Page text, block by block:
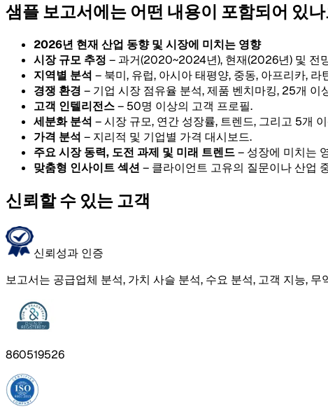
샘플 보고서에는 어떤 내용이 포함되어 있
2026년 현재 산업 동향 및 시장에 미치는 영향
시장 규모 추정 – 과거(2020~2024년), 현재(2026년) 및 전
지역별 분석 – 북미, 유럽, 아시아 태평양, 중동, 아프리카, 라
경쟁 환경 – 기업 시장 점유율 분석, 제품 벤치마킹, 25개 이
고객 인텔리전스– 50명 이상의 고객 프로필.
세분화 분석 – 시장 규모, 연간 성장률, 트렌드, 그리고 5개
가격 분석 – 지리적 및 기업별 가격 대시보드.
주요 시장 동력, 도전 과제 및 미래 트렌드– 성장에 미치는
맞춤형 인사이트 섹션 – 클라이언트 고유의 질문이나 산업
신뢰할 수 있는 고객
신뢰성과 인증
보고서는 공급업체 분석, 가치 사슬 분석, 수요 분석, 고객 지능,
860519526